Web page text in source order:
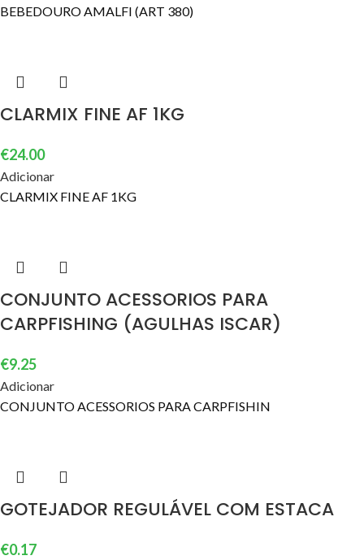
BEBEDOURO AMALFI (ART 380)
CLARMIX FINE AF 1KG
€24.00
Adicionar
CLARMIX FINE AF 1KG
CONJUNTO ACESSORIOS PARA
CARPFISHING (AGULHAS ISCAR)
€9.25
Adicionar
CONJUNTO ACESSORIOS PARA CARPFISHIN
GOTEJADOR REGULÁVEL COM ESTACA
€0.17